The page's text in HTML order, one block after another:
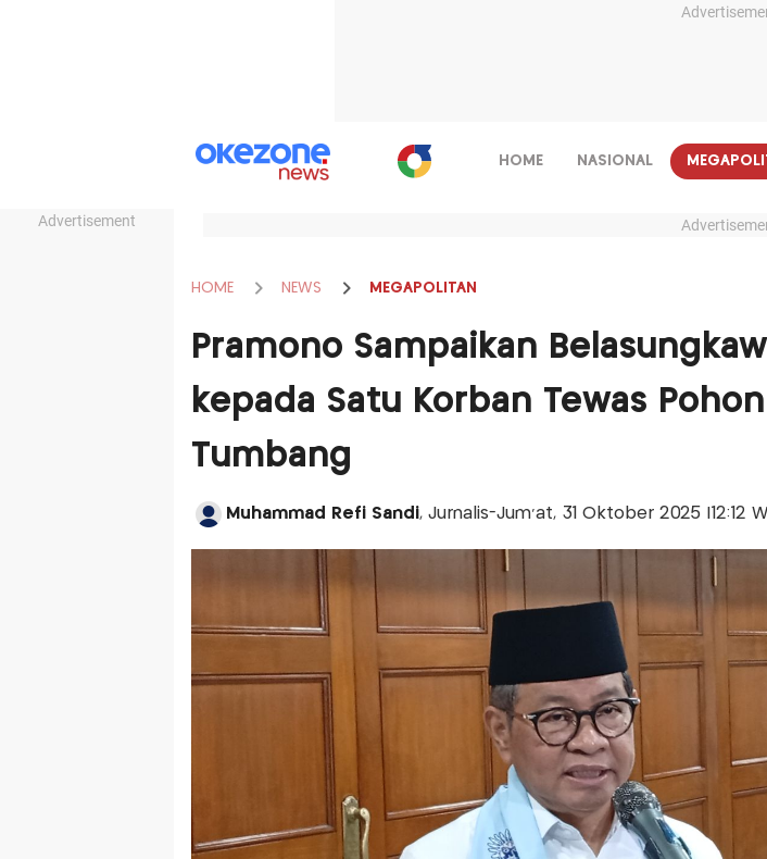
Advertisement
HOME NASIONAL
HOME NEWS MEGAPOLITAN
Pramono Sampaikan
kepada Satu Korban Tewas Pohon
Tumbang
Muhammad Refi Sandi, Jurnalis-Jum'at, 31 Oktober 2025 |12:12